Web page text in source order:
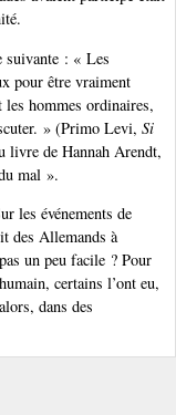
suivante : « Les
pour être vraiment
hommes ordinaires,
» (Primo Levi, Si
livre de Hannah Arendt,
mal ».
les événements de
des Allemands à
un peu facile ? Pour
certains l’ont eu,
dans des